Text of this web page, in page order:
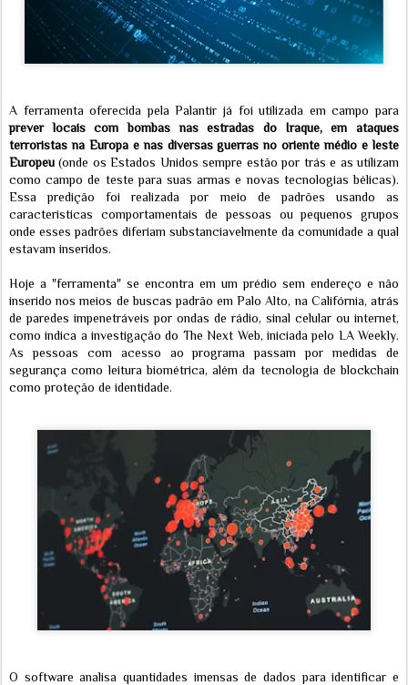
A ferramenta oferecida pela Palantir já foi utilizada em campo para
prever locais com bombas nas estradas do Iraque, em ataques
terroristas na Europa e nas diversas guerras no oriente médio e leste
Europeu (onde os Estados Unidos sempre estão por trás e as utilizam
como campo de teste para suas armas e novas tecnologias bélicas).
Essa predição foi realizada por meio de padrões usando as
caracteristicas comportamentais de pessoas ou pequenos grupos
onde esses padrões diferiam substanciavelmente da comunidade a qual
estavam inseridos.
Hoje a "ferramenta" se encontra em um prédio sem endereço e não
inserido nos meios de buscas padrão em Palo Alto, na Califórnia, atrás
de paredes impenetráveis por ondas de rádio, sinal celular ou internet,
como indica a investigação do The Next Web, iniciada pelo LA Weekly.
As pessoas com acesso ao programa passam por medidas de
segurança como leitura biométrica, além da tecnologia de blockchain
como proteção de identidade.
O software analisa quantidades imensas de dados para identificar e